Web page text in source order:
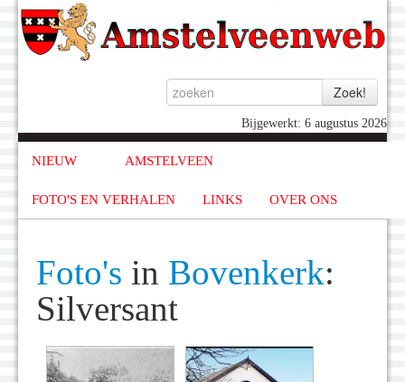
Bijgewerkt: 6 augustus 2026
NIEUW AMSTELVEEN
FOTO'S EN VERHALEN LINKS OVER ONS
Foto's in Bovenkerk:
Silversant